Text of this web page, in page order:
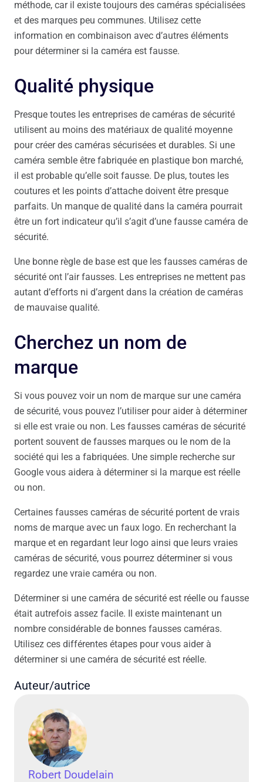
méthode, car il existe toujours des caméras spécialisées
et des marques peu communes. Utilisez cette
information en combinaison avec d’autres éléments
pour déterminer si la caméra est fausse.
Qualité physique
Presque toutes les entreprises de caméras de sécurité
utilisent au moins des matériaux de qualité moyenne
pour créer des caméras sécurisées et durables. Si une
caméra semble être fabriquée en plastique bon marché,
il est probable qu’elle soit fausse. De plus, toutes les
coutures et les points d’attache doivent être presque
parfaits. Un manque de qualité dans la caméra pourrait
être un fort indicateur qu’il s’agit d’une fausse caméra de
sécurité.
Une bonne règle de base est que les fausses caméras de
sécurité ont l’air fausses. Les entreprises ne mettent pas
autant d’efforts ni d’argent dans la création de caméras
de mauvaise qualité.
Cherchez un nom de
marque
Si vous pouvez voir un nom de marque sur une caméra
de sécurité, vous pouvez l’utiliser pour aider à déterminer
si elle est vraie ou non. Les fausses caméras de sécurité
portent souvent de fausses marques ou le nom de la
société qui les a fabriquées. Une simple recherche sur
Google vous aidera à déterminer si la marque est réelle
ou non.
Certaines fausses caméras de sécurité portent de vrais
noms de marque avec un faux logo. En recherchant la
marque et en regardant leur logo ainsi que leurs vraies
caméras de sécurité, vous pourrez déterminer si vous
regardez une vraie caméra ou non.
Déterminer si une caméra de sécurité est réelle ou fausse
était autrefois assez facile. Il existe maintenant un
nombre considérable de bonnes fausses caméras.
Utilisez ces différentes étapes pour vous aider à
déterminer si une caméra de sécurité est réelle.
Auteur/autrice
Robert Doudelain